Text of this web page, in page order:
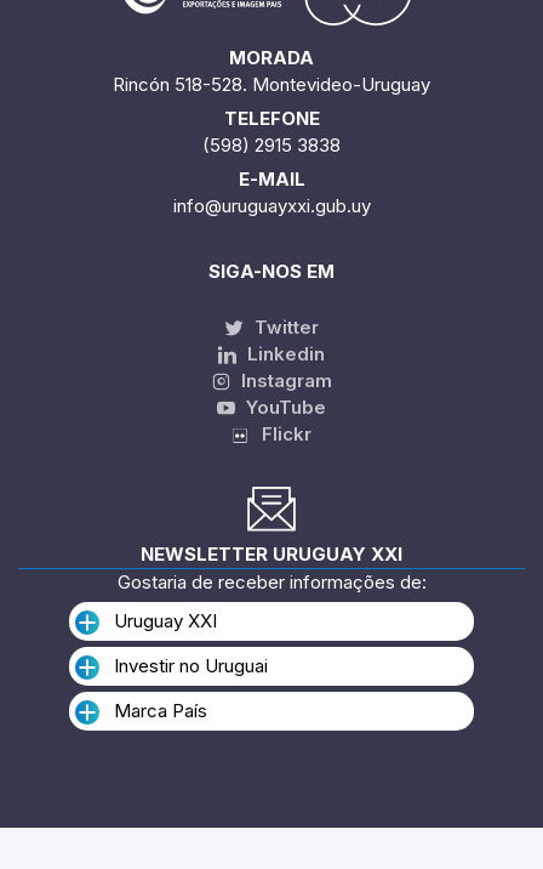
MORADA
Rincón 518-528. Montevideo-Uruguay
TELEFONE
(598) 2915 3838
E-MAIL
info@uruguayxxi.gub.uy
SIGA-NOS EM
Twitter
Linkedin
Instagram
YouTube
Flickr
NEWSLETTER URUGUAY XXI
Gostaria de receber informações de:
Uruguay XXI
Investir no Uruguai
Marca País